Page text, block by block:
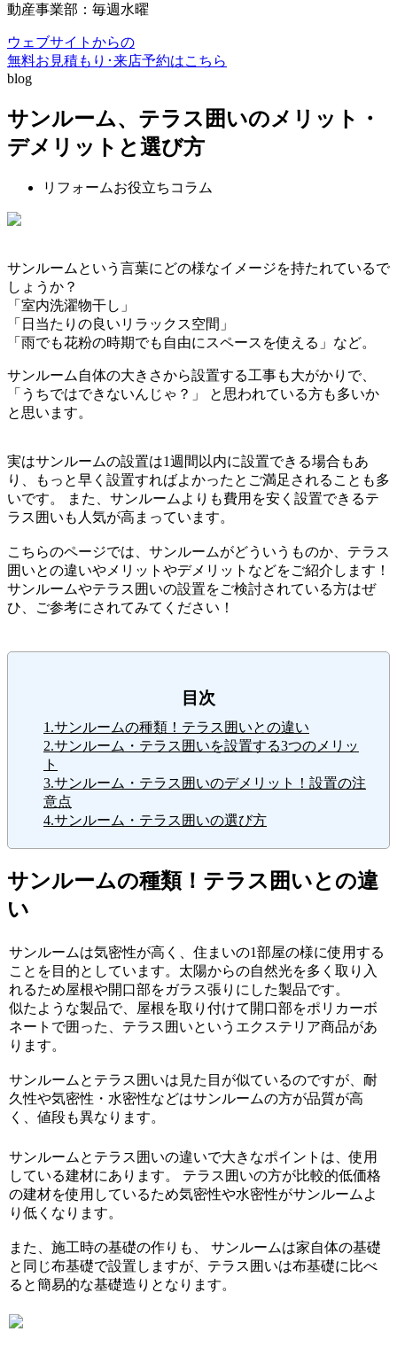
動産事業部：毎週水曜
ウェブサイトからの
無料お見積もり･来店予約はこちら
blog
サンルーム、テラス囲いのメリット・
デメリットと選び方
リフォームお役立ちコラム
サンルームという言葉にどの様なイメージを持たれているで
しょうか？
「室内洗濯物干し」
「日当たりの良いリラックス空間」
「雨でも花粉の時期でも自由にスペースを使える」など。
サンルーム自体の大きさから設置する工事も大がかりで、
「うちではできないんじゃ？」 と思われている方も多いか
と思います。
実はサンルームの設置は1週間以内に設置できる場合もあ
り、もっと早く設置すればよかったとご満足されることも多
いです。 また、サンルームよりも費用を安く設置できるテ
ラス囲いも人気が高まっています。
こちらのページでは、サンルームがどういうものか、テラス
囲いとの違いやメリットやデメリットなどをご紹介します！
サンルームやテラス囲いの設置をご検討されている方はぜ
ひ、ご参考にされてみてください！
目次
1.サンルームの種類！テラス囲いとの違い
2.サンルーム・テラス囲いを設置する3つのメリッ
ト
3.サンルーム・テラス囲いのデメリット！設置の注
意点
4.サンルーム・テラス囲いの選び方
サンルームの種類！テラス囲いとの違
い
サンルームは気密性が高く、住まいの1部屋の様に使用する
ことを目的としています。太陽からの自然光を多く取り入
れるため屋根や開口部をガラス張りにした製品です。
似たような製品で、屋根を取り付けて開口部をポリカーボ
ネートで囲った、テラス囲いというエクステリア商品があ
ります。
サンルームとテラス囲いは見た目が似ているのですが、耐
久性や気密性・水密性などはサンルームの方が品質が高
く、値段も異なります。
サンルームとテラス囲いの違いで大きなポイントは、使用
している建材にあります。 テラス囲いの方が比較的低価格
の建材を使用しているため気密性や水密性がサンルームよ
り低くなります。
また、施工時の基礎の作りも、 サンルームは家自体の基礎
と同じ布基礎で設置しますが、テラス囲いは布基礎に比べ
ると簡易的な基礎造りとなります。